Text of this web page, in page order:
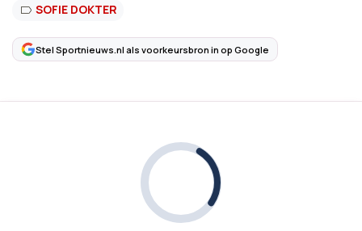
SOFIE DOKTER
Stel Sportnieuws.nl als voorkeursbron in op Google